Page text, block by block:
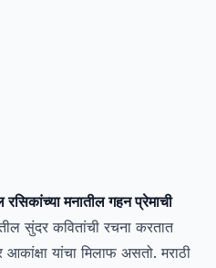
रसिकांच्या मनातील गहन प्रेमाची
सुंदर कवितांची रचना करतात
यांचा मिलाफ असतो. मराठी